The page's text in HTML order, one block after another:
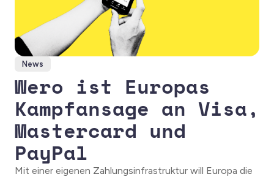
News
Wero ist Europas
Kampfansage an Visa,
Mastercard und
PayPal
Mit einer eigenen Zahlungsinfrastruktur will Europa die